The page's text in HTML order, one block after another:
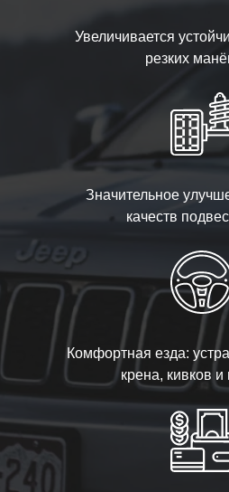
Увеличивается
резких
Значительное
качеств
Комфортная езда:
крена, кивков